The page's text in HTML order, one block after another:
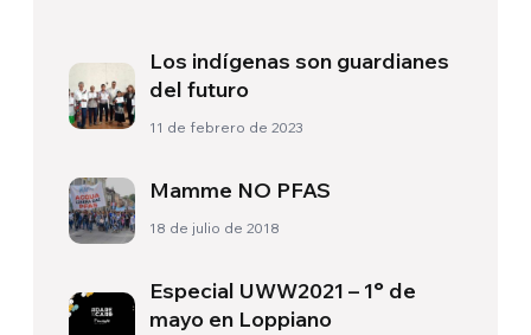
Los indígenas son guardianes
del futuro
11 de febrero de 2023
Mamme NO PFAS
18 de julio de 2018
Especial UWW2021 – 1° de
mayo en Loppiano